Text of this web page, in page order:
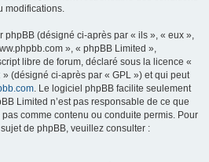
modifications.
phpBB (désigné ci-après par « ils », « eux »,
», « phpBB Limited »,
libre de forum, déclaré sous la licence «
» (désigné ci-après par « GPL ») et qui peut
. Le logiciel phpBB facilite seulement
Limited n’est pas responsable de ce que
comme contenu ou conduite permis. Pour
de phpBB, veuillez consulter :